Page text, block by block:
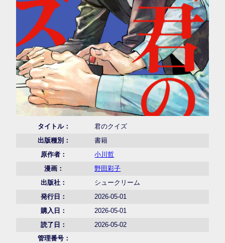
タイトル：
君のクイズ
出版種別：
書籍
原作者：
小川哲
漫画：
野田彩子
出版社：
シュークリーム
発行日：
2026-05-01
購入日：
2026-05-01
読了日：
2026-05-02
管理番号：